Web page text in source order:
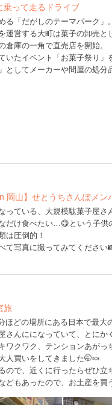
乗って走るドライブ
る「だがしのテーマパーク」。
運営する大町は菓子の卸売と
倉庫の一角で直売店を開始。
いたイベント「お菓子祭り」
としてメーカーや問屋の処分
岡山】せとうちさんぽメ
っている、大規模駄菓子屋さ
だけ食べたい…😋という子
は圧倒的！
て写真に撮ってみてください
旅
ほどの場所にある日本で最大
さんにになっていて、とに
ワクワク、テンションあがっ
人買いをしてきました🤭🍬
ので、近くに行ったらぜひ立
どもあったので、お土産を買